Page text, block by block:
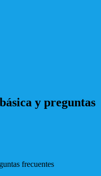
y preguntas